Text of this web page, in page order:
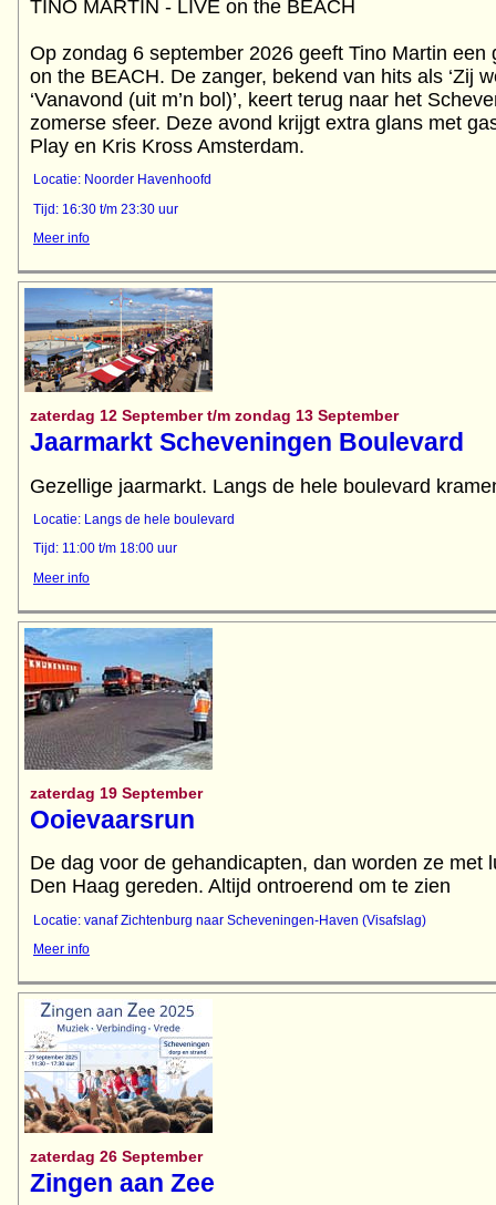
TINO MARTIN - LIVE on the BEACH
Op zondag 6 september 2026 geeft Tino Martin
on the BEACH. De zanger, bekend van hits als ‘Zij
‘Vanavond (uit m’n bol)’, keert terug naar het
zomerse sfeer. Deze avond krijgt extra glans met
Play en Kris Kross Amsterdam.
Locatie: Noorder Havenhoofd
Tijd: 16:30 t/m 23:30 uur
Meer info
zaterdag 12 September t/m zondag 13 September
Jaarmarkt Scheveningen Boulevard
Gezellige jaarmarkt. Langs de hele boulevard
Locatie: Langs de hele boulevard
Tijd: 11:00 t/m 18:00 uur
Meer info
zaterdag 19 September
Ooievaarsrun
De dag voor de gehandicapten, dan worden ze met
Locatie: vanaf Zichtenburg naar Scheveningen-Haven (Visafslag)
Meer info
zaterdag 26 September
Zingen aan Zee